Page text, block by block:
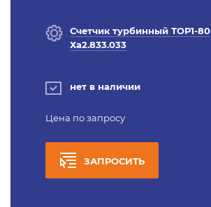
Счетчик турбинный ТОР1-80
Ха2.833.033
нет в наличии
Цена по запросу
ЗАПРОСИТЬ